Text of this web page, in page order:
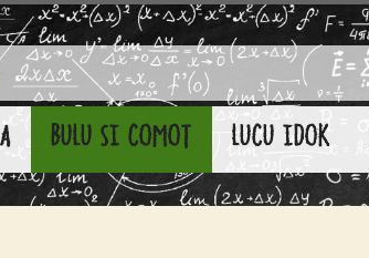
BULU SI COMOT LUCU IDOK